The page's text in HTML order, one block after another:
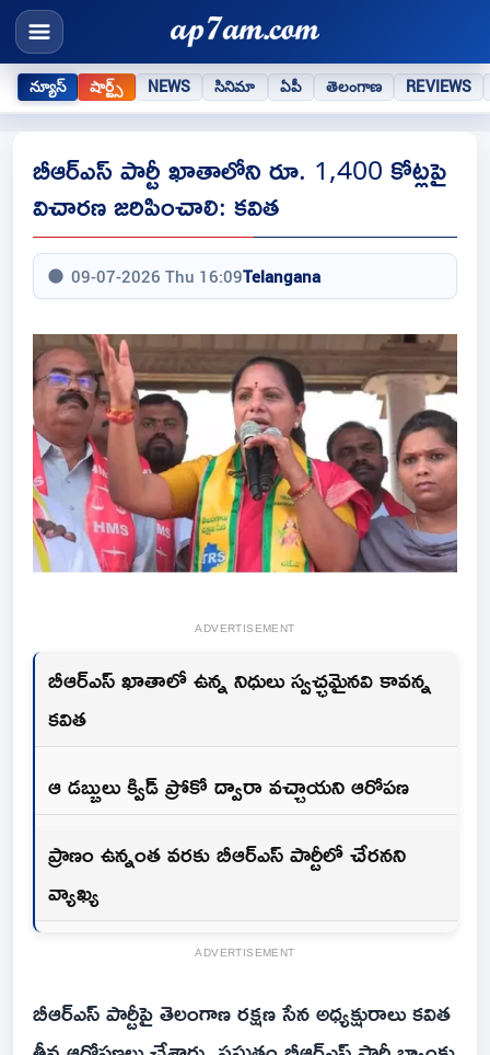
న్యూస్ షార్ట్స్ NEWS సినిమా ఏపీ తెలంగాణ REVIEWS
బీఆర్ఎస్ పార్టీ ఖాతాలోని రూ. 1,400 కోట్లపై
విచారణ జరిపించాలి: కవిత
09-07-2026 Thu 16:09Telangana
ADVERTISEMENT
బీఆర్ఎస్ ఖాతాలో ఉన్న నిధులు స్వచ్ఛమైనవి కావన్న
కవిత
ఆ డబ్బులు క్విడ్ ప్రోకో ద్వారా వచ్చాయని ఆరోపణ
ప్రాణం ఉన్నంత వరకు బీఆర్ఎస్ పార్టీలో చేరనని
వ్యాఖ్య
ADVERTISEMENT
బీఆర్ఎస్ పార్టీపై తెలంగాణ రక్షణ సేన అధ్యక్షురాలు కవిత